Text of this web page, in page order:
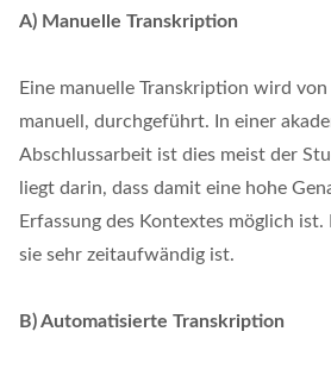
A) Manuelle Transkription
Eine manuelle Transkription wird
manuell, durchgeführt. In einer
Abschlussarbeit ist dies meist der
liegt darin, dass damit eine hohe
Erfassung des Kontextes möglich
sie sehr zeitaufwändig ist.
B) Automatisierte Transkription